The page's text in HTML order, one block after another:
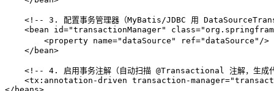
<!-- 3. 配置事务管理器（MyBatis/JDBC 用
<bean id="transactionManager" class=
<property name="dataSource" ref="dataSource" />
</ bean>
<!-- 4. 启用事务注解（自动扫描 @Transactional 注解，生成
<tx:annotation-driven transaction-manager=